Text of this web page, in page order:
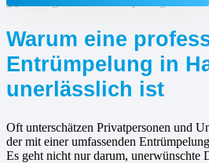
Warum eine
Entrümpelung in
unerlässlich ist
Oft unterschätzen Privatpersonen und
der mit einer umfassenden
Es geht nicht nur darum, unerwünschte